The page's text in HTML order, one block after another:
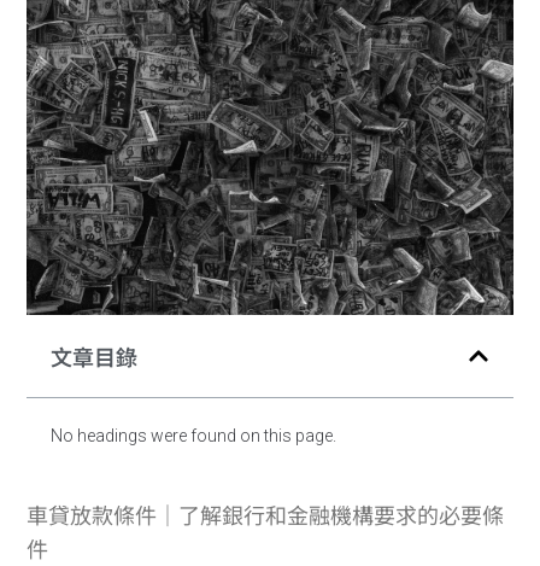
文章目錄
No headings were found on this page.
車貸放款條件｜了解銀行和金融機構要求的必要條
件